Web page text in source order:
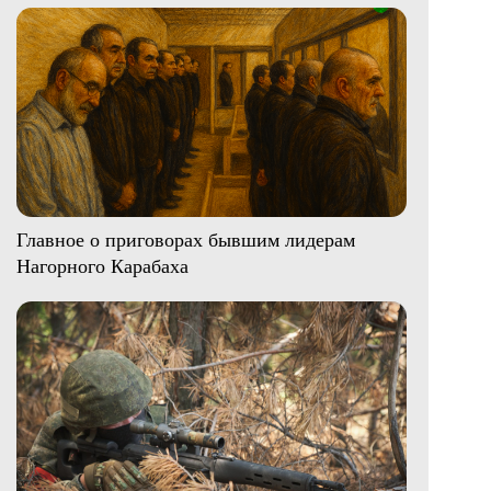
Главное о приговорах бывшим лидерам
Нагорного Карабаха